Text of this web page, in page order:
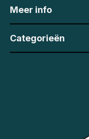
Meer info
Categorieën